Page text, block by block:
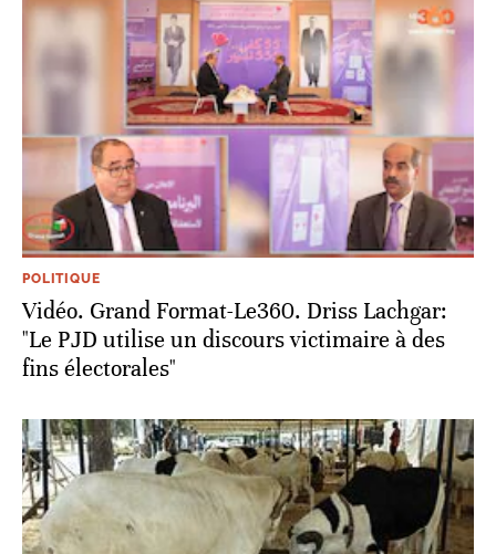
POLITIQUE
Vidéo. Grand Format-Le360. Driss Lachgar:
"Le PJD utilise un discours victimaire à des
fins électorales"